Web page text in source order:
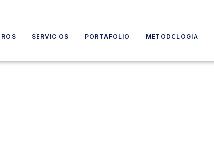
SERVICIOS PORTAFOLIO METODOLOGÍA